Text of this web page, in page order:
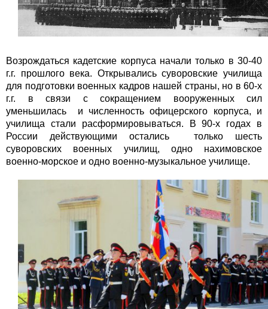
Возрождаться кадетские корпуса начали только в 30-40
г.г. прошлого века. Открывались суворовские училища
для подготовки военных кадров нашей страны, но в 60-х
г.г. в связи с сокращением вооруженных сил
уменьшилась и численность офицерского корпуса, и
училища стали расформировываться. В 90-х годах в
России действующими остались только шесть
суворовских военных училищ, одно нахимовское
военно-морское и одно военно-музыкальное училище.